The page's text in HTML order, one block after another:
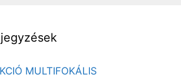
MULTIFOKÁLIS